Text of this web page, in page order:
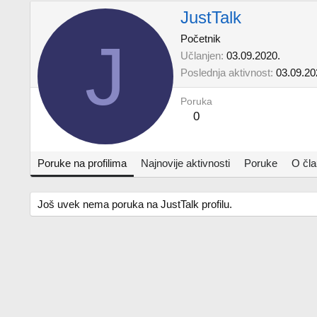
J
JustTalk
Početnik
Učlanjen 03.09.2020.
Poslednja aktivnost
Poruka
0
Poruke na profilima Najnovije aktivnosti Poruke O
Još uvek nema poruka na JustTalk profilu.